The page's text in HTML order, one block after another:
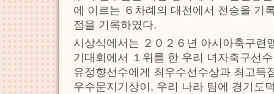
에 이르는 ６차례의 대전에서 전승을 기
점을 기록하였다.
시상식에서는 ２０２６년 아시아축구련
기대회에서 １위를 한 우리 녀자축구선
유정향선수에게 최우수선수상과 최고득
우수문지기상이, 우리 나라 팀에 경기도